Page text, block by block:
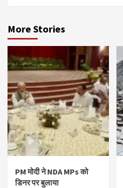
More Stories
PM मोदी ने NDA MPs को
डिनर पर बुलाया